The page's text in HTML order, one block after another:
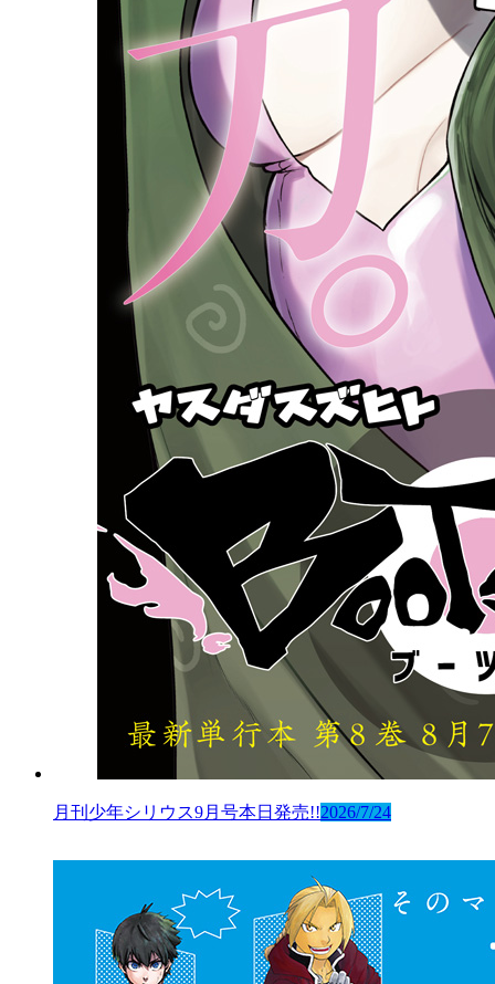
月刊少年シリウス9月号本日発売!!2026/7/24